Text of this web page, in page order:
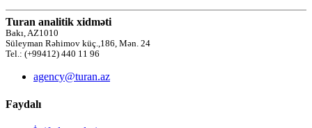
Turan analitik xidməti
Bakı, AZ1010
Süleyman Rəhimov küç.,186, Mən. 24
Tel.: (+99412) 440 11 96
agency@turan.az
Faydalı